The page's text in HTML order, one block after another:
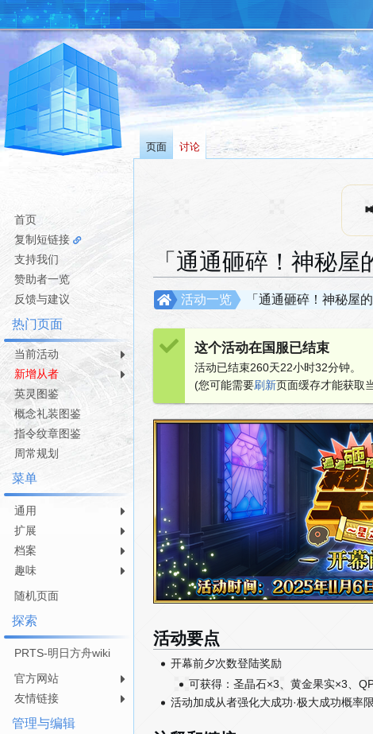
「通通砸碎！神秘
跳
到
导
跳
到
搜
「通通砸碎！神秘屋
活动一览
这个活动在国服已结束
活动已结束260天22小时32分钟。
(您可能需要刷新页面缓存才能获取
活动要点
开幕前夕次数登陆奖励
可获得：圣晶石×3、黄金果实×3、
活动加成从者强化大成功·极大成功概率
页面 讨论
首页
复制短链接
支持我们
赞助者一览
反馈与建议
热门页面
当前活动
新增从者
英灵图鉴
概念礼装图鉴
指令纹章图鉴
周常规划
菜单
通用
扩展
档案
趣味
随机页面
探索
PRTS-明日方舟wiki
官方网站
友情链接
管理与编辑